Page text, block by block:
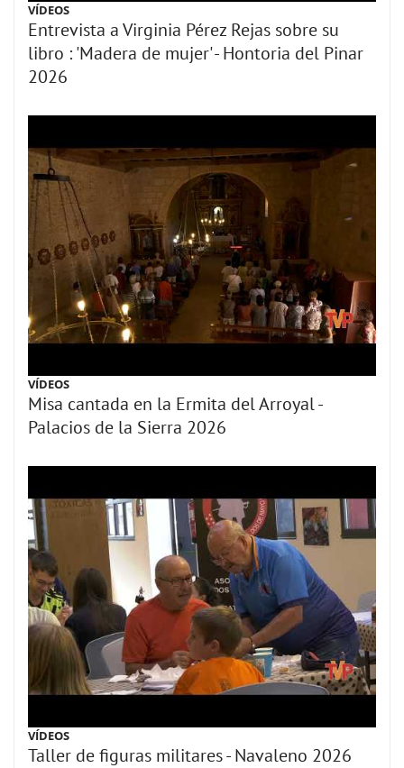
VÍDEOS
Entrevista a Virginia Pérez Rejas sobre su
libro : 'Madera de mujer' - Hontoria del Pinar
2026
VÍDEOS
Misa cantada en la Ermita del Arroyal -
Palacios de la Sierra 2026
VÍDEOS
Taller de figuras militares - Navaleno 2026